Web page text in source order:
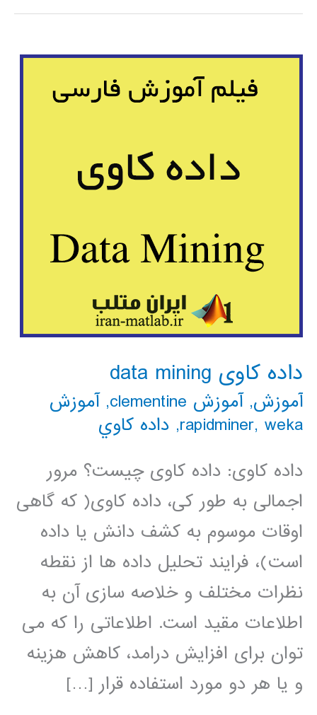
داده کاوی data mining
آموزش,آموزش clementine ,آموزش
rapidminer, weka
, داده كاوي
داده کاوی: داده کاوی چیست؟ مرور
اجمالی به طور کی، داده کاوی( که گاهی
اوقات موسوم به کشف دانش یا داده
است)، فرایند تحلیل داده ها از نقطه
نظرات مختلف و خلاصه سازی آن به
اطلاعات مقید است. اطلاعاتی را که می
توان برای افزایش درامد، کاهش هزینه
و یا هر دو مورد استفاده قرار […]